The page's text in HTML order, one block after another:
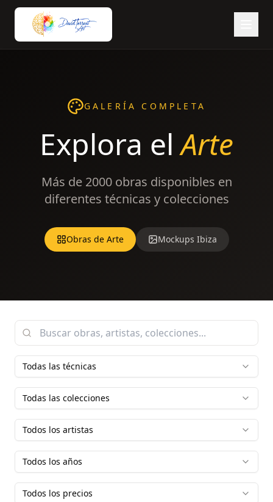
GALERÍA COMPLETA
Explora elArte
Más de 2000 obras disponibles en
diferentes técnicas y colecciones
Obras de Arte Mockups Ibiza
Todas las técnicas
Todas las colecciones
Todos los artistas
Todos los años
Todos los precios